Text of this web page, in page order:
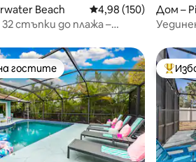
101 отзива
Beach Средна оценка: 4,98
4,98 (150)
стъпки до плажа –
Дом –
избор на гостите
гостите Най-